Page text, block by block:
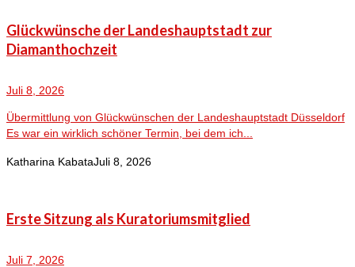
Glückwünsche der Landeshauptstadt zur
Diamanthochzeit
Juli 8, 2026
Übermittlung von Glückwünschen der Landeshauptstadt Düsseldorf
Es war ein wirklich schöner Termin, bei dem ich...
Katharina KabataJuli 8, 2026
Erste Sitzung als Kuratoriumsmitglied
Juli 7, 2026